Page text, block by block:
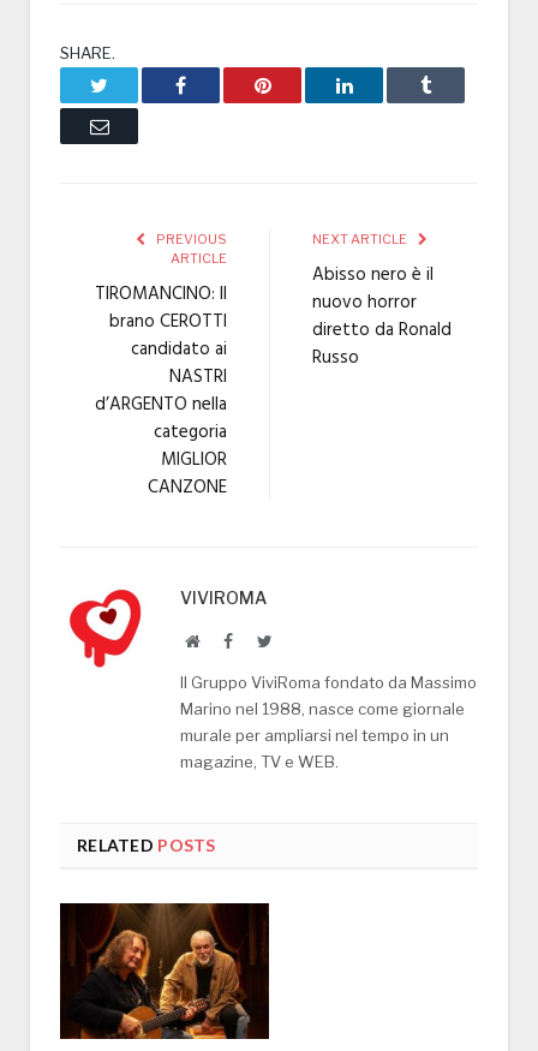
SHARE.
Facebook Pinterest LinkedIn Tumblr
Email
PREVIOUS
ARTICLE
TIROMANCINO: Il
brano CEROTTI
candidato ai
NASTRI
d’ARGENTO nella
categoria
MIGLIOR
CANZONE
NEXT ARTICLE
Abisso nero è il
nuovo horror
diretto da Ronald
Russo
VIVIROMA
WebsiteFacebookTwitter
Il Gruppo ViviRoma fondato da Massimo
Marino nel 1988, nasce come giornale
murale per ampliarsi nel tempo in un
magazine, TV e WEB.
RELATED POSTS